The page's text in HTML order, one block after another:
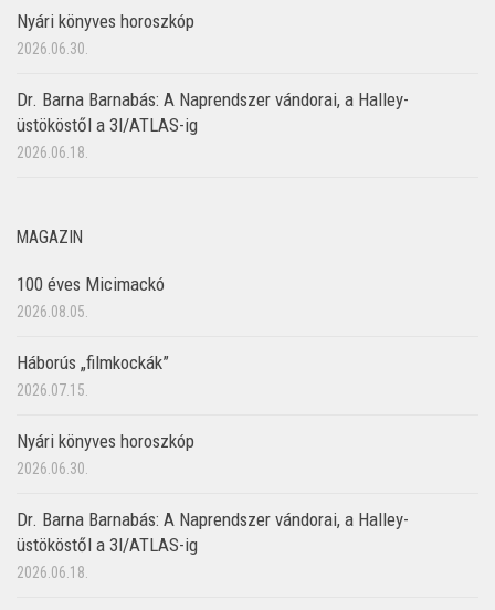
Nyári könyves horoszkóp
2026.06.30.
Dr. Barna Barnabás: A Naprendszer vándorai, a Halley-
üstököstől a 3I/ATLAS-ig
2026.06.18.
MAGAZIN
100 éves Micimackó
2026.08.05.
Háborús „filmkockák”
2026.07.15.
Nyári könyves horoszkóp
2026.06.30.
Dr. Barna Barnabás: A Naprendszer vándorai, a Halley-
üstököstől a 3I/ATLAS-ig
2026.06.18.